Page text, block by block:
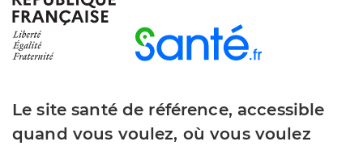
Le site santé de référence, accessible
quand vous voulez, où vous voulez